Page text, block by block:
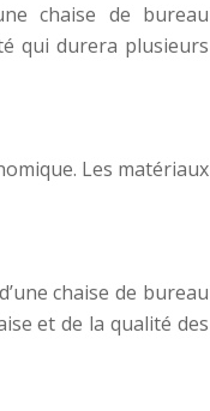
chaise de bureau
qui durera plusieurs
Les matériaux
chaise de bureau
et de la qualité des